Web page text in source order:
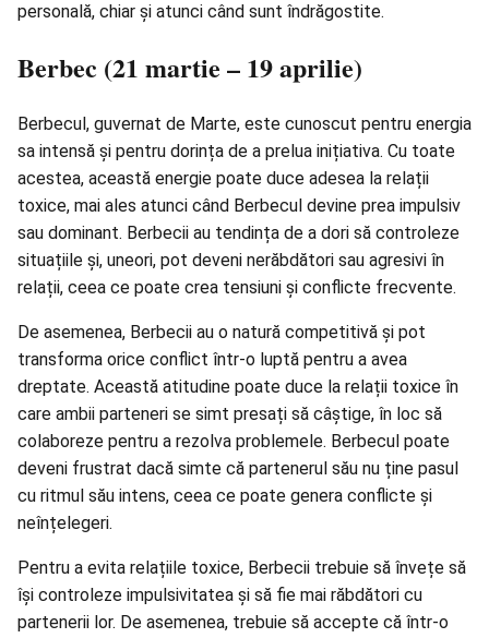
personală, chiar și atunci când sunt îndrăgostite.
Berbec (21 martie – 19 aprilie)
Berbecul, guvernat de Marte, este cunoscut pentru energia
sa intensă și pentru dorința de a prelua inițiativa. Cu toate
acestea, această energie poate duce adesea la relații
toxice, mai ales atunci când Berbecul devine prea impulsiv
sau dominant. Berbecii au tendința de a dori să controleze
situațiile și, uneori, pot deveni nerăbdători sau agresivi în
relații, ceea ce poate crea tensiuni și conflicte frecvente.
De asemenea, Berbecii au o natură competitivă și pot
transforma orice conflict într-o luptă pentru a avea
dreptate. Această atitudine poate duce la relații toxice în
care ambii parteneri se simt presați să câștige, în loc să
colaboreze pentru a rezolva problemele. Berbecul poate
deveni frustrat dacă simte că partenerul său nu ține pasul
cu ritmul său intens, ceea ce poate genera conflicte și
neînțelegeri.
Pentru a evita relațiile toxice, Berbecii trebuie să învețe să
își controleze impulsivitatea și să fie mai răbdători cu
partenerii lor. De asemenea, trebuie să accepte că într-o